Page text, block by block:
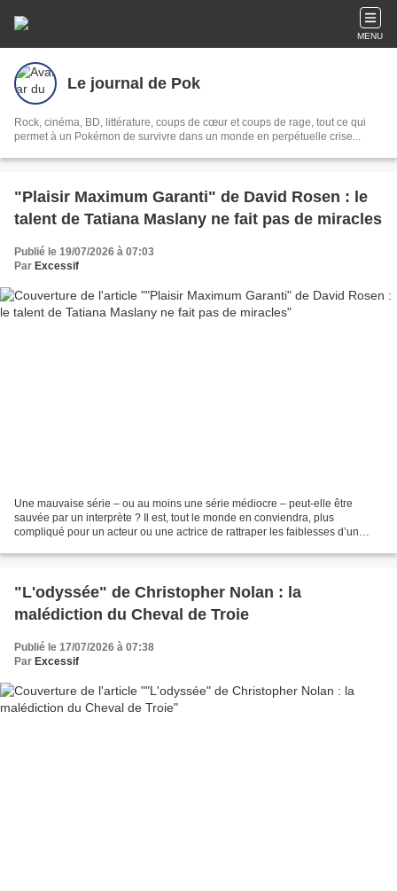
MENU
Le journal de Pok
Rock, cinéma, BD, littérature, coups de cœur et coups de rage, tout ce qui
permet à un Pokémon de survivre dans un monde en perpétuelle crise...
"Plaisir Maximum Garanti" de David Rosen : le
talent de Tatiana Maslany ne fait pas de miracles
Publié le 19/07/2026 à 07:03
Par Excessif
Une mauvaise série – ou au moins une série médiocre – peut-elle être
sauvée par un interprète ? Il est, tout le monde en conviendra, plus
compliqué pour un acteur ou une actrice de rattraper les faiblesses d’un
"L'odyssée" de Christopher Nolan : la
malédiction du Cheval de Troie
Publié le 17/07/2026 à 07:38
Par Excessif